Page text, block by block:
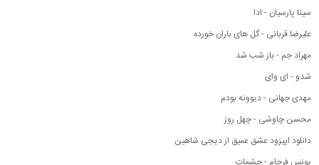
سینا پارسیان - ادا
علیرضا قربانی - گل های باران خورده
مهراد جم - باز شب شد
شدو - ای وای
مهدی جهانی - دیوونه بودم
محسن چاوشی - چهل روز
دانلود اپیزود عشق عمیق از دیجی شاهین
یونس فرجام - چشمات